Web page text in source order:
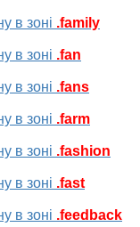
в зоні .family
в зоні .fan
в зоні .fans
в зоні .farm
в зоні .fashion
в зоні .fast
в зоні .feedback